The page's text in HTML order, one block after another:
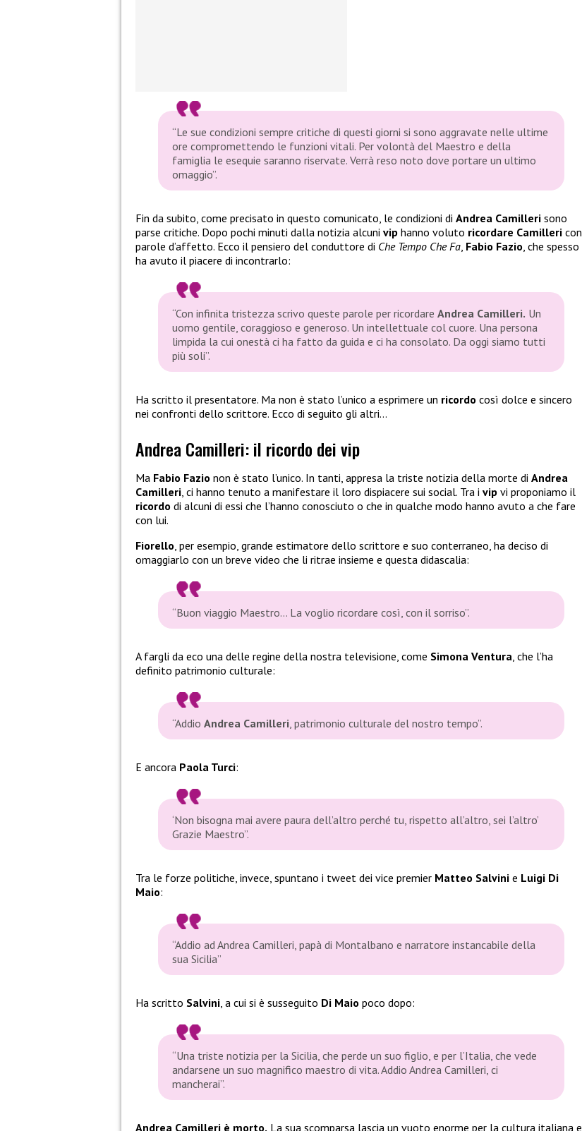
“Le sue condizioni sempre critiche di questi giorni si sono aggravate nelle ultime
ore compromettendo le funzioni vitali. Per volontà del Maestro e della
famiglia le esequie saranno riservate. Verrà reso noto dove portare un ultimo
omaggio”.
Fin da subito, come precisato in questo comunicato, le condizioni di Andrea Camilleri sono
parse critiche. Dopo pochi minuti dalla notizia alcuni vip hanno voluto ricordare Camilleri con
parole d’affetto. Ecco il pensiero del conduttore di Che Tempo Che Fa, Fabio Fazio, che spesso
ha avuto il piacere di incontrarlo:
“Con infinita tristezza scrivo queste parole per ricordare Andrea Camilleri. Un
uomo gentile, coraggioso e generoso. Un intellettuale col cuore. Una persona
limpida la cui onestà ci ha fatto da guida e ci ha consolato. Da oggi siamo tutti
più soli”.
Ha scritto il presentatore. Ma non è stato l’unico a esprimere un ricordo così dolce e sincero
nei confronti dello scrittore. Ecco di seguito gli altri…
Andrea Camilleri: il ricordo dei vip
Ma Fabio Fazio non è stato l’unico. In tanti, appresa la triste notizia della morte di Andrea
Camilleri, ci hanno tenuto a manifestare il loro dispiacere sui social. Tra i vip vi proponiamo il
ricordo di alcuni di essi che l’hanno conosciuto o che in qualche modo hanno avuto a che fare
con lui.
Fiorello, per esempio, grande estimatore dello scrittore e suo conterraneo, ha deciso di
omaggiarlo con un breve video che li ritrae insieme e questa didascalia:
“Buon viaggio Maestro… La voglio ricordare così, con il sorriso”.
A fargli da eco una delle regine della nostra televisione, come Simona Ventura, che l’ha
definito patrimonio culturale:
“Addio Andrea Camilleri, patrimonio culturale del nostro tempo”.
E ancora Paola Turci:
‘Non bisogna mai avere paura dell’altro perché tu, rispetto all’altro, sei l’altro’
Grazie Maestro”.
Tra le forze politiche, invece, spuntano i tweet dei vice premier Matteo Salvini e Luigi Di
Maio:
“Addio ad Andrea Camilleri, papà di Montalbano e narratore instancabile della
sua Sicilia”
Ha scritto Salvini, a cui si è susseguito Di Maio poco dopo:
“Una triste notizia per la Sicilia, che perde un suo figlio, e per l’Italia, che vede
andarsene un suo magnifico maestro di vita. Addio Andrea Camilleri, ci
mancherai”.
Andrea Camilleri è morto. La sua scomparsa lascia un vuoto enorme per la cultura italiana e